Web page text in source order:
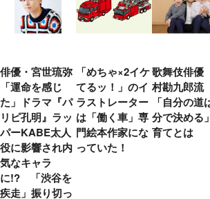
俳優・宮世琉弥
「運命を感じ
た」ドラマ『パ
リピ孔明』ラッ
パーKABE太人
役に影響され内
気なキャラ
に!? 「渋谷を
疾走」振り切っ
「めちゃ×2イケ
てるッ！」のイ
ラストレーター
は「働く車」専
門絵本作家にな
っていた！
歌舞伎俳
村勘九郎流
「自分の道
分で決める
育てとは